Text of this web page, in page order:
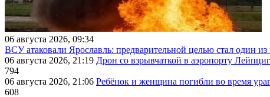
06 августа 2026, 09:34
ВСУ атаковали Ярославль: предварительной целью стал один
06 августа 2026, 21:19 Дрон со взрывчаткой в аэропорту
794
06 августа 2026, 21:06 Ребёнок и женщина погибли во время
608